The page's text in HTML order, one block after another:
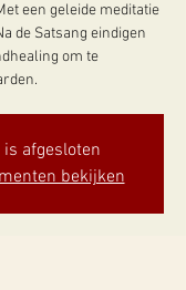
een geleide meditatie
de Satsang eindigen
om te
afgesloten
bekijken